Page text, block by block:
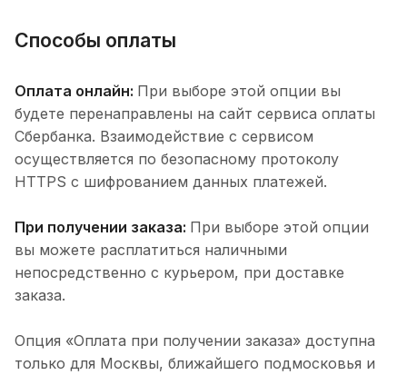
Способы оплаты
Оплата онлайн: При выборе этой опции вы
будете перенаправлены на сайт сервиса оплаты
Сбербанка. Взаимодействие с сервисом
осуществляется по безопасному протоколу
HTTPS с шифрованием данных платежей.
При получении заказа: При выборе этой опции
вы можете расплатиться наличными
непосредственно с курьером, при доставке
заказа.
Опция «Оплата при получении заказа» доступна
только для Москвы, ближайшего подмосковья и